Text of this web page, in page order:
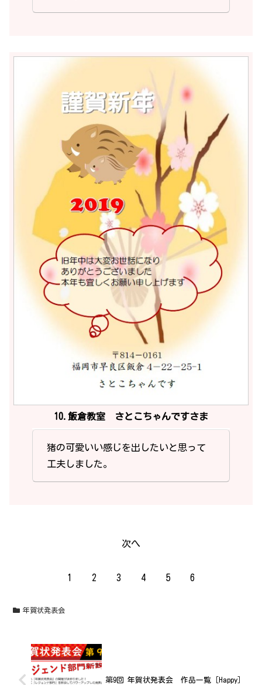
10.飯倉教室 さとこちゃんですさま
猪の可愛いい感じを出したいと思って
工夫しました。
次へ
1 2 3 4 5 6
年賀状発表会
第9回 年賀状発表会 作品一覧［Happy］